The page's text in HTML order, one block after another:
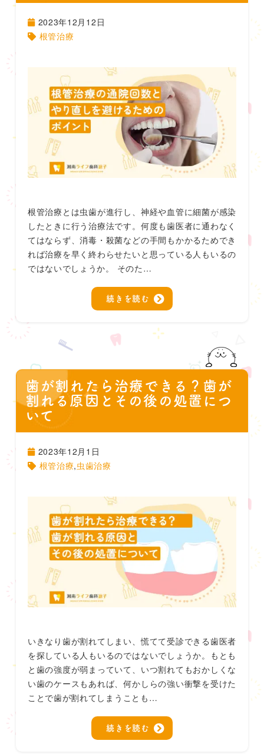
2023年12月12日
根管治療
根管治療とは虫歯が進行し、神経や血管に細菌が感染
したときに行う治療法です。何度も歯医者に通わなく
てはならず、消毒・殺菌などの手間もかかるためでき
れば治療を早く終わらせたいと思っている人もいるの
ではないでしょうか。 そのた…
続きを読む
歯が割れたら治療できる？歯が
割れる原因とその後の処置につ
いて
2023年12月1日
根管治療,虫歯治療
いきなり歯が割れてしまい、慌てて受診できる歯医者
を探している人もいるのではないでしょうか。もとも
と歯の強度が弱まっていて、いつ割れてもおかしくな
い歯のケースもあれば、何かしらの強い衝撃を受けた
ことで歯が割れてしまうことも…
続きを読む